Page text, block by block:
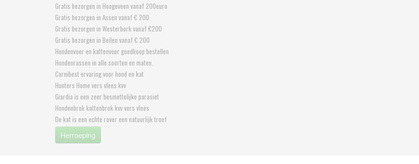
Gratis bezorgen in Hoogeveen vanaf 200euro
Gratis bezorgen in Assen vanaf € 200
Gratis bezorgen in Westerbork vanaf €200
Gratis bezorgen in Beilen vanaf € 200
Hondenvoer en kattenvoer goedkoop bestellen
Hondenrassen in alle soorten en maten.
Carnibest ervaring voor hond en kat
Hunters Home vers vlees kvv
Giardia is een zeer besmettelijke parasiet
Hondenbrok kattenbrok kvv vers vlees
De kat is een echte rover een natuurlijk troef
Herroeping